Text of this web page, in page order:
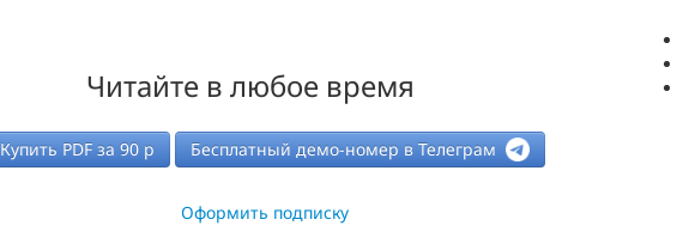
Читайте в любое время
Купить PDF за90 р Бесплатный демо-номер в Телеграм
Оформить подписку